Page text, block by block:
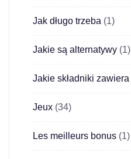
Jak długo trzeba (1)
Jakie są alternatywy (1)
Jakie składniki zawiera
Jeux (34)
Les meilleurs bonus (1)